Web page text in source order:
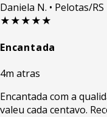
Daniela N. • Pelotas/RS
★★★★★
Encantada
4m atras
Encantada com a
valeu cada centavo.